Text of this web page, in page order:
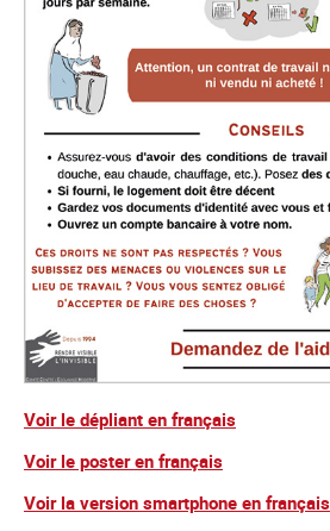
Voir le dépliant en français
Voir le poster en français
Voir la version smartphone en français